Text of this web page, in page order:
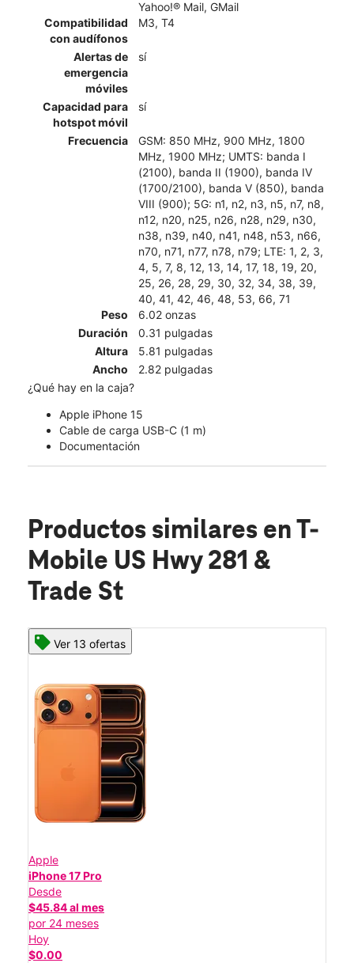
Yahoo!® Mail, GMail
Compatibilidad
con audífonos
M3, T4
Alertas de
emergencia
móviles
sí
Capacidad para
hotspot móvil
sí
Frecuencia
GSM: 850 MHz, 900 MHz, 1800
MHz, 1900 MHz; UMTS: banda I
(2100), banda II (1900), banda IV
(1700/2100), banda V (850), banda
VIII (900); 5G: n1, n2, n3, n5, n7, n8,
n12, n20, n25, n26, n28, n29, n30,
n38, n39, n40, n41, n48, n53, n66,
n70, n71, n77, n78, n79; LTE: 1, 2, 3,
4, 5, 7, 8, 12, 13, 14, 17, 18, 19, 20,
25, 26, 28, 29, 30, 32, 34, 38, 39,
40, 41, 42, 46, 48, 53, 66, 71
Peso
6.02 onzas
Duración
0.31 pulgadas
Altura
5.81 pulgadas
Ancho
2.82 pulgadas
¿Qué hay en la caja?
Apple iPhone 15
Cable de carga USB-C (1 m)
Documentación
Productos similares en T-
Mobile US Hwy 281 &
Trade St
Ver 13 ofertas
Apple
iPhone 17 Pro
Desde
$45.84 al mes
por 24 meses
Hoy
$0.00